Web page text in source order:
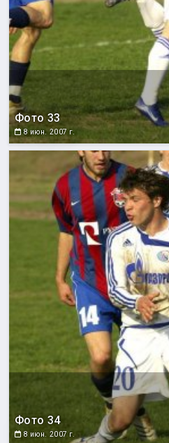
Фото 33
8 июн. 2007 г.
Фото 34
8 июн. 2007 г.